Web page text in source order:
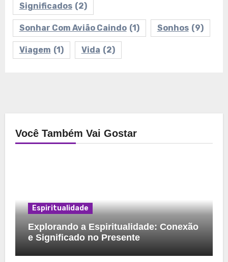
Significados (2)
Sonhar Com Avião Caindo (1) Sonhos (9)
Viagem (1) Vida (2)
Você Também Vai Gostar
Espiritualidade
Explorando a Espiritualidade: Conexão
e Significado no Presente